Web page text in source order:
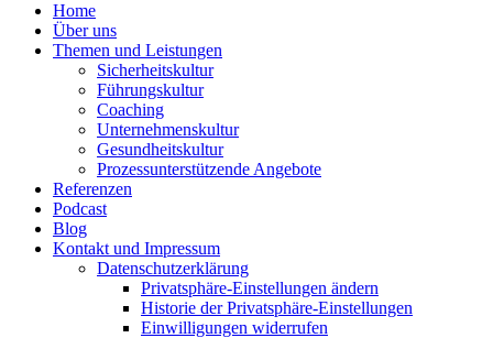
Home
Über uns
Themen und Leistungen
Sicher­heits­kultur
Führungs­kultur
Coaching
Unter­neh­mens­kultur
Gesund­heits­kultur
Prozess­un­ter­stüt­zende Angebote
Referenzen
Podcast
Blog
Kontakt und Impressum
Daten­schutz­er­klärung
Privat­sphäre-Einstel­lungen ändern
Historie der Privat­sphäre-Einstel­lungen
Einwil­li­gungen wider­rufen